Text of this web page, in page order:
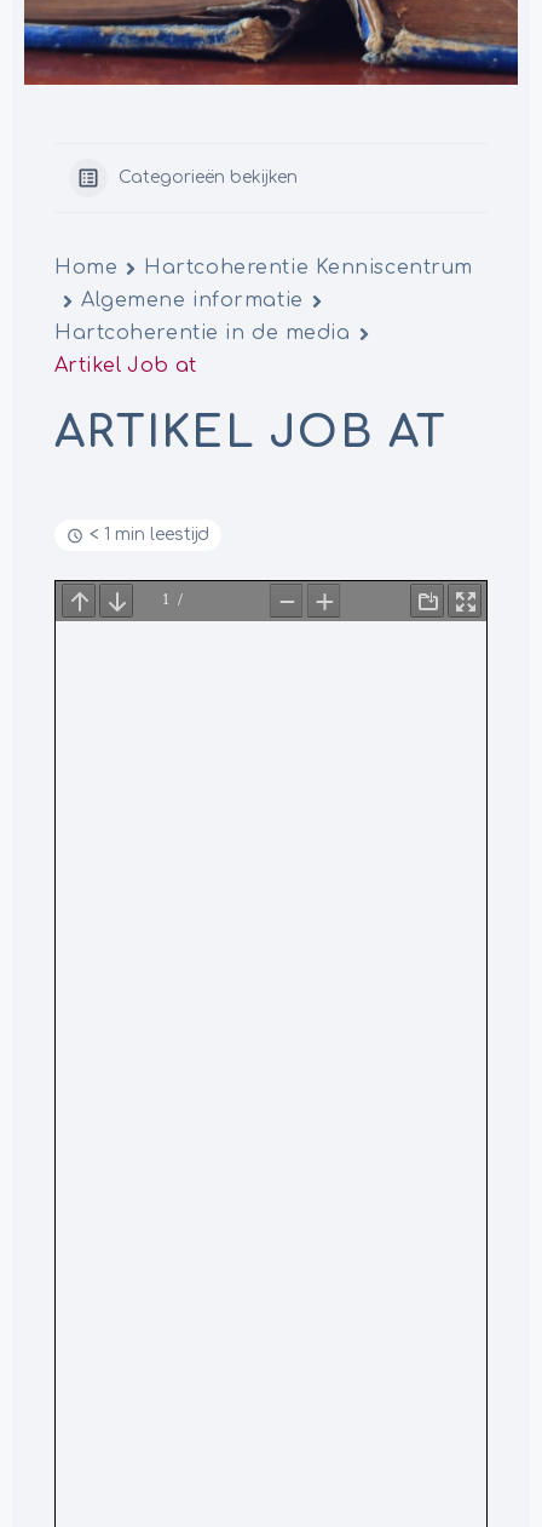
Categorieën bekijken
Home
Hartcoherentie Kenniscentrum
Algemene informatie
Hartcoherentie in de media
Artikel Job at
ARTIKEL JOB AT
< 1 min leestijd